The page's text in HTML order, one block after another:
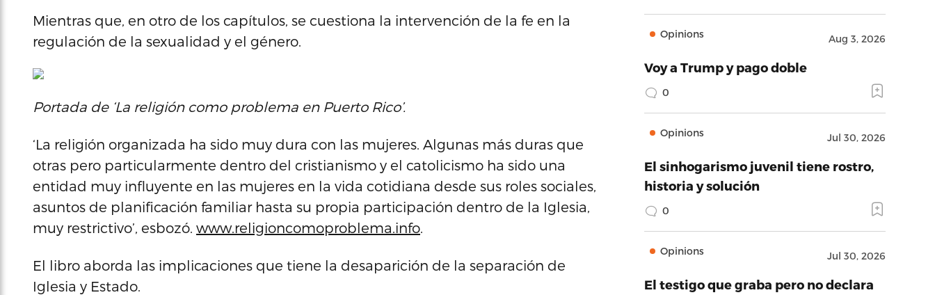
Mientras que, en otro de los capítulos, se cuestiona la intervención de la fe en la
regulación de la sexualidad y el género.
Portada de ‘La religión como problema en Puerto Rico’.
‘La religión organizada ha sido muy dura con las mujeres. Algunas más duras que
otras pero particularmente dentro del cristianismo y el catolicismo ha sido una
entidad muy influyente en las mujeres en la vida cotidiana desde sus roles sociales,
asuntos de planificación familiar hasta su propia participación dentro de la Iglesia,
muy restrictivo’, esbozó. www.religioncomoproblema.info.
El libro aborda las implicaciones que tiene la desaparición de la separación de
Iglesia y Estado.
Opinions Aug 3, 2026
Voy a Trump y pago doble
0
Opinions Jul 30, 2026
El sinhogarismo juvenil tiene rostro,
historia y solución
0
Opinions Jul 30, 2026
El testigo que graba pero no declara